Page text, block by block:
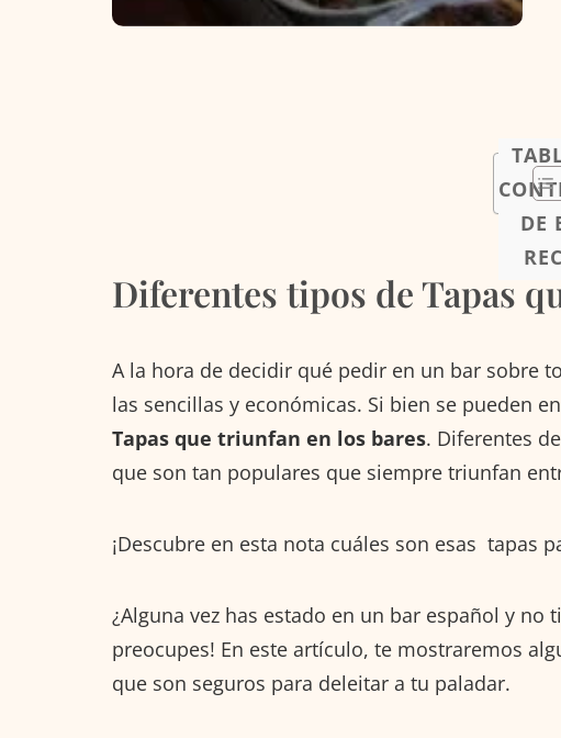
DE
Diferentes tipos de Tapas
A la hora de decidir qué pedir en un bar sobre
las sencillas y económicas. Si bien se pueden
Tapas que triunfan en los bares. Diferentes
que son tan populares que siempre triunfan
¡Descubre en esta nota cuáles son esas tapas
¿Alguna vez has estado en un bar español y no
preocupes! En este artículo, te mostraremos
que son seguros para deleitar a tu paladar.